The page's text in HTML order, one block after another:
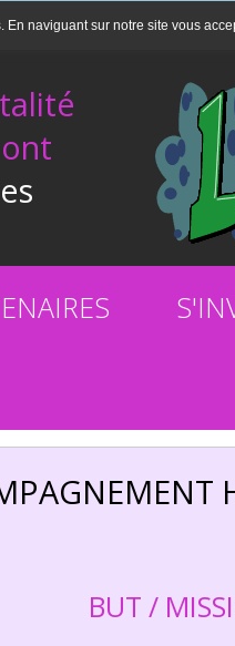
En naviguant sur notre site vous
BUT /